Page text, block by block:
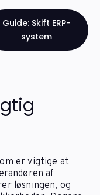
Guide: Skift ERP-
system
er vigtige at
af
løsningen, og